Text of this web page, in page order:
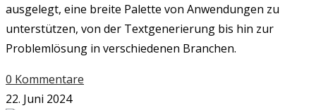
ausgelegt, eine breite Palette von Anwendungen zu
unterstützen, von der Textgenerierung bis hin zur
Problemlösung in verschiedenen Branchen.
0 Kommentare
22. Juni 2024